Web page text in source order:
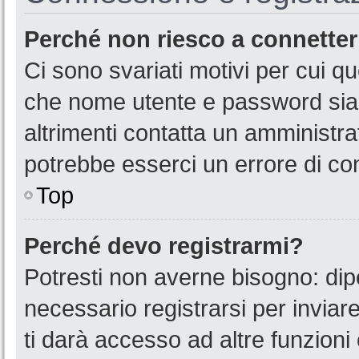
Perché non riesco a
Ci sono svariati motivi per cui
che nome utente e password
altrimenti contatta un
potrebbe esserci un errore di
Top
Perché devo registrarmi?
Potresti non averne bisogno:
necessario registrarsi per
ti darà accesso ad altre